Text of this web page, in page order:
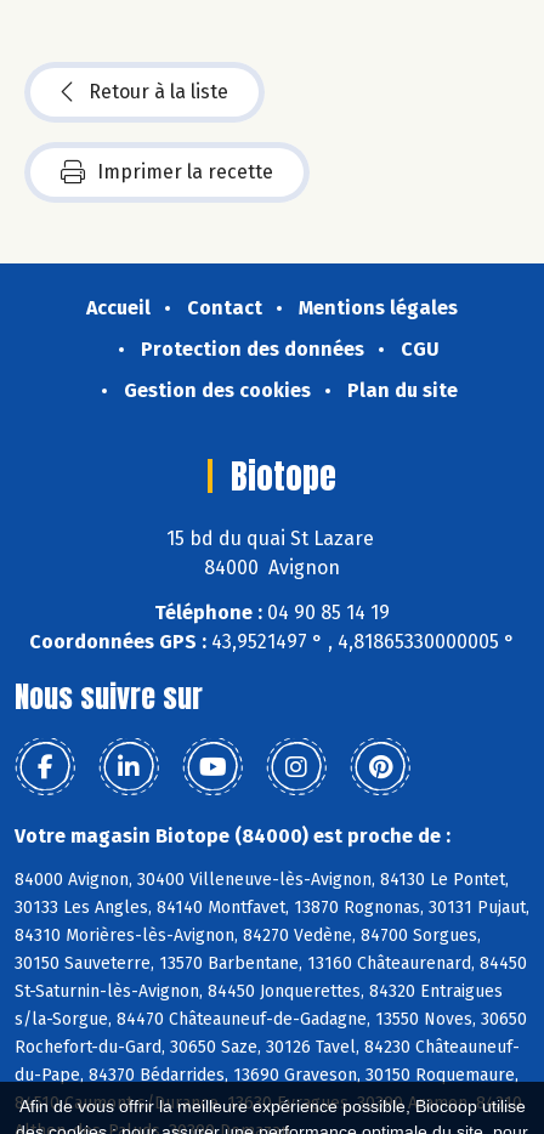
Afin de vous offrir la meilleure expérience possible, Biocoop utilise
Retour à la liste
Imprimer la recette
Accueil Contact
Mentions légales
Protection des données
CGU
Gestion des cookies
Plan du site
Biotope
15 bd du quai St Lazare
84000 Avignon
Téléphone : 04 90 85 14 19
Coordonnées GPS : 43,9521497 ° , 4,81865330000005 °
Nous suivre sur
Votre magasin Biotope (84000) est proche de :
84000 Avignon, 30400 Villeneuve-lès-Avignon, 84130 Le Pontet,
30133 Les Angles, 84140 Montfavet, 13870 Rognonas, 30131 Pujaut,
84310 Morières-lès-Avignon, 84270 Vedène, 84700 Sorgues,
30150 Sauveterre, 13570 Barbentane, 13160 Châteaurenard, 84450
St-Saturnin-lès-Avignon, 84450 Jonquerettes, 84320 Entraigues
s/la-Sorgue, 84470 Châteauneuf-de-Gadagne, 13550 Noves, 30650
Rochefort-du-Gard, 30650 Saze, 30126 Tavel, 84230 Châteauneuf-
du-Pape, 84370 Bédarrides, 13690 Graveson, 30150 Roquemaure,
84510 Caumont s/Durance, 13630 Eyragues, 30390 Aramon, 84210